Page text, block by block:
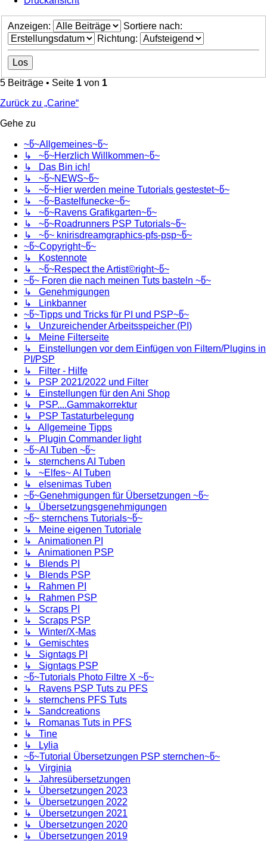
Anzeigen:
Sortiere nach:
Richtung:
5 Beiträge • Seite 1 von 1
Zurück zu „Carine“
Gehe zu
~წ~Allgemeines~წ~
↳ ~წ~Herzlich Willkommen~წ~
↳ Das Bin ich!
↳ ~წ~NEWS~წ~
↳ ~წ~Hier werden meine Tutorials gestestet~წ~
↳ ~წ~Bastelfunecke~წ~
↳ ~წ~Ravens Grafikgarten~წ~
↳ ~წ~Roadrunners PSP Tutorials~წ~
↳ ~წ~ knirisdreamgraphics-pfs-psp~წ~
~წ~Copyright~წ~
↳ Kostennote
↳ ~წ~Respect the Artist©right~წ~
~წ~ Foren die nach meinen Tuts basteln ~წ~
↳ Genehmigungen
↳ Linkbanner
~წ~Tipps und Tricks für PI und PSP~წ~
↳ Unzureichender Arbeitsspeicher (PI)
↳ Meine Filterseite
↳ Einstellungen vor dem Einfügen von Filtern/Plugins in
PI/PSP
↳ Filter - Hilfe
↳ PSP 2021/2022 und Filter
↳ Einstellungen für den Ani Shop
↳ PSP....Gammakorrektur
↳ PSP Tastaturbelegung
↳ Allgemeine Tipps
↳ Plugin Commander light
~წ~AI Tuben ~წ~
↳ sternchens AI Tuben
↳ ~Elfes~ AI Tuben
↳ elsenimas Tuben
~წ~Genehmigungen für Übersetzungen ~წ~
↳ Übersetzungsgenehmigungen
~წ~ sternchens Tutorials~წ~
↳ Meine eigenen Tutoriale
↳ Animationen PI
↳ Animationen PSP
↳ Blends PI
↳ Blends PSP
↳ Rahmen PI
↳ Rahmen PSP
↳ Scraps PI
↳ Scraps PSP
↳ Winter/X-Mas
↳ Gemischtes
↳ Signtags PI
↳ Signtags PSP
~წ~Tutorials Photo Filtre X ~წ~
↳ Ravens PSP Tuts zu PFS
↳ sternchens PFS Tuts
↳ Sandcreations
↳ Romanas Tuts in PFS
↳ Tine
↳ Lylia
~წ~Tutorial Übersetzungen PSP sternchen~წ~
↳ Virginia
↳ Jahresübersetzungen
↳ Übersetzungen 2023
↳ Übersetzungen 2022
↳ Übersetzungen 2021
↳ Übersetzungen 2020
↳ Übersetzungen 2019